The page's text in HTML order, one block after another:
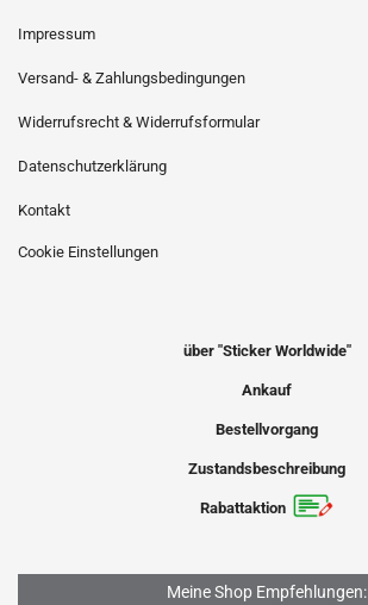
Impressum
Versand- & Zahlungsbedingungen
Widerrufsrecht & Widerrufsformular
Datenschutzerklärung
Kontakt
Cookie Einstellungen
über "Sticker Worldwide"
Ankauf
Bestellvorgang
Zustandsbeschreibung
Rabattaktion
Meine Shop Empfehlungen: